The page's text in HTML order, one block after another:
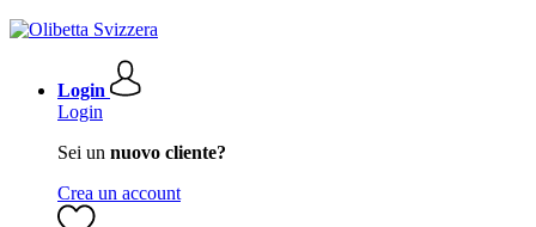
Login
Login
Sei un nuovo cliente?
Crea un account